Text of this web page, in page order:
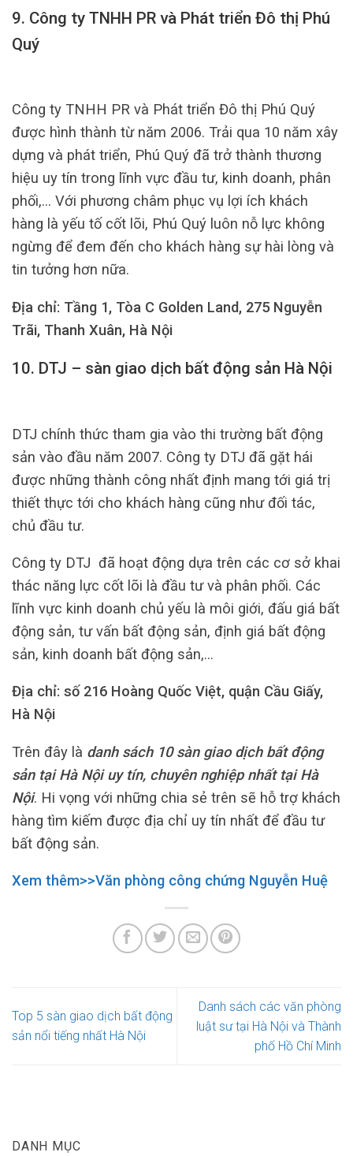
9. Công ty TNHH PR và Phát triển Đô thị Phú
Quý
Công ty TNHH PR và Phát triển Đô thị Phú Quý
được hình thành từ năm 2006. Trải qua 10 năm xây
dựng và phát triển, Phú Quý đã trở thành thương
hiệu uy tín trong lĩnh vực đầu tư, kinh doanh, phân
phối,… Với phương châm phục vụ lợi ích khách
hàng là yếu tố cốt lõi, Phú Quý luôn nỗ lực không
ngừng để đem đến cho khách hàng sự hài lòng và
tin tưởng hơn nữa.
Địa chỉ: Tầng 1, Tòa C Golden Land, 275 Nguyễn
Trãi, Thanh Xuân, Hà Nội
10. DTJ – sàn giao dịch bất động sản Hà Nội
DTJ chính thức tham gia vào thi trường bất động
sản vào đầu năm 2007. Công ty DTJ đã gặt hái
được những thành công nhất định mang tới giá trị
thiết thực tới cho khách hàng cũng như đối tác,
chủ đầu tư.
Công ty DTJ đã hoạt động dựa trên các cơ sở khai
thác năng lực cốt lõi là đầu tư và phân phối. Các
lĩnh vực kinh doanh chủ yếu là môi giới, đấu giá bất
động sản, tư vấn bất động sản, định giá bất động
sản, kinh doanh bất động sản,…
Địa chỉ: số 216 Hoàng Quốc Việt, quận Cầu Giấy,
Hà Nội
Trên đây là danh sách 10 sàn giao dịch bất động
sản tại Hà Nội uy tín, chuyên nghiệp nhất tại Hà
Nội. Hi vọng với những chia sẻ trên sẽ hỗ trợ khách
hàng tìm kiếm được địa chỉ uy tín nhất để đầu tư
bất động sản.
Xem thêm>>Văn phòng công chứng Nguyễn Huệ
Top 5 sàn giao dịch bất động
sản nổi tiếng nhất Hà Nội
Danh sách các văn phòng
luật sư tại Hà Nội và Thành
phố Hồ Chí Minh
DANH MỤC